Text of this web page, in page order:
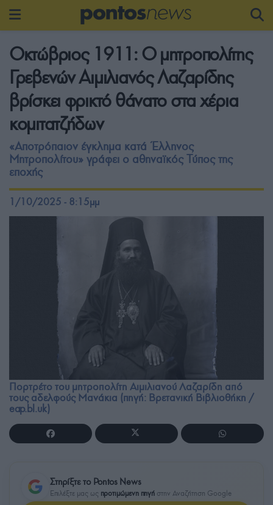
Οκτώβριος 1911: Ο μητροπολίτης
Γρεβενών Αιμιλιανός Λαζαρίδης
βρίσκει φρικτό θάνατο στα χέρια
κομιτατζήδων
«Αποτρόπαιον έγκλημα κατά Έλληνος
Μητροπολίτου» γράφει ο αθηναϊκός Τύπος της
εποχής
1/10/2025 - 8:15μμ
Πορτρέτο του μητροπολίτη Αιμιλιανού Λαζαρίδη από
τους αδελφούς Μανάκια (πηγή: Βρετανική Βιβλιοθήκη /
eap.bl.uk)
Στηρίξτε το Pontos News
Επιλέξτε μας ως προτιμώμενη πηγή στην Αναζήτηση Google